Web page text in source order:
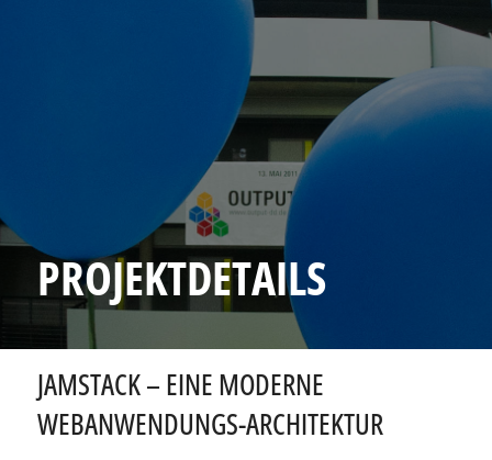
PROJEKTDETAILS
JAMSTACK – EINE MODERNE
WEBANWENDUNGS-ARCHITEKTUR